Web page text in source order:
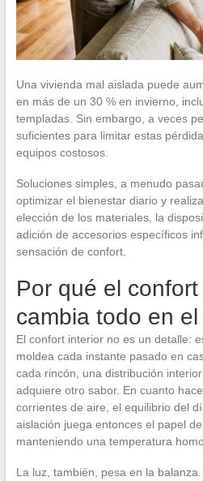
Una vivienda mal aislada puede
en más de un 30 % en invierno,
templadas. Sin embargo, a veces
suficientes para limitar estas
equipos costosos.
Soluciones simples, a menudo
optimizar el bienestar diario y
elección de los materiales, la
adición de accesorios específicos
sensación de confort.
Por qué el
cambia todo en
El confort interior no es un detalle:
moldea cada instante pasado en
cada rincón, una distribución
adquiere otro sabor. En cuanto
corrientes de aire, el equilibrio del
aislación juega entonces el papel
manteniendo una temperatura
La luz, también, pesa en la